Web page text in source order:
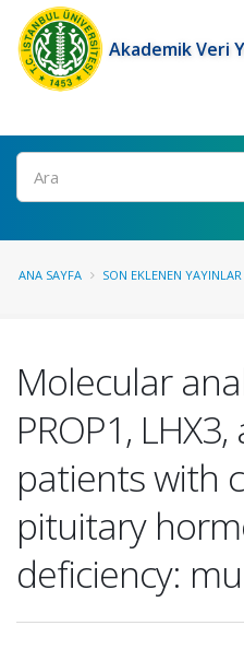
Akademik Veri
Ara
ANA SAYFA SON EKLENEN YAYINLAR
Molecular
PROP1,
patients with
pituitary
deficiency: